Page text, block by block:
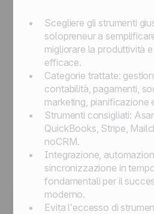
Scegliere gli strumenti
solopreneur a
migliorare la produttività
efficace.
Categorie trattate:
contabilità, pagamenti,
marketing, pianificazione
Strumenti consigliati:
QuickBooks, Stripe,
noCRM.
Integrazione,
sincronizzazione in
fondamentali per il
moderno.
Evita l’eccesso di